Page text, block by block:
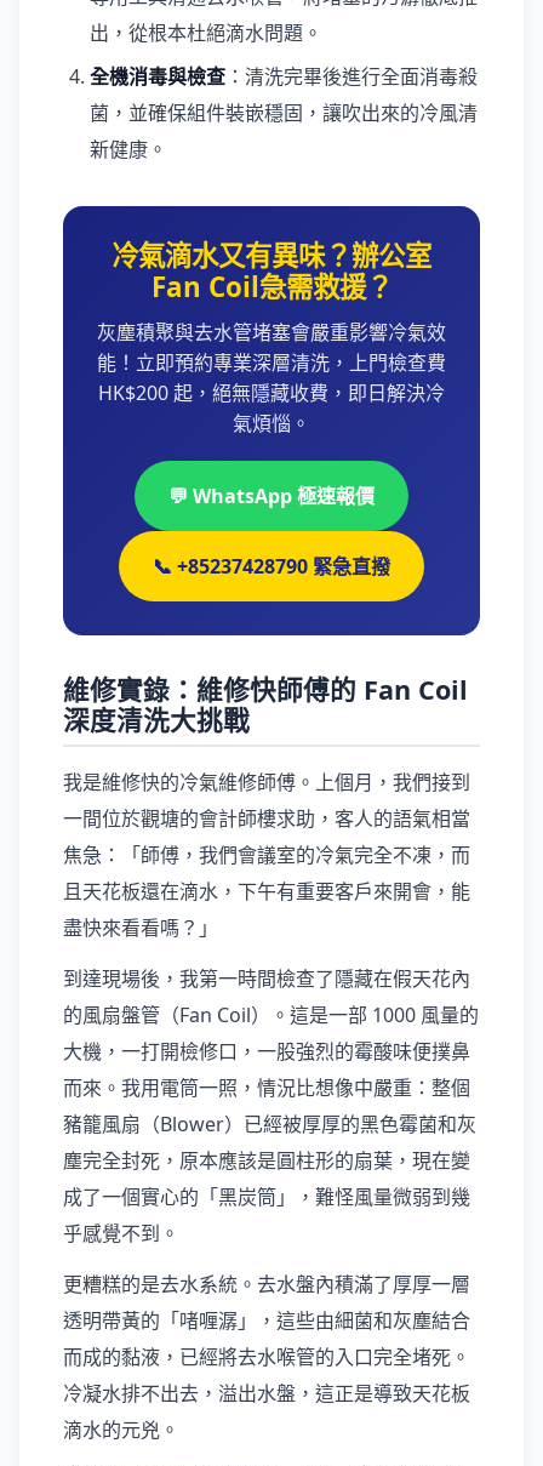
出，從根本杜絕滴水問題。
全機消毒與檢查 ：清洗完畢後進行全面消毒殺
菌，並確保組件裝嵌穩固，讓吹出來的冷風清
新健康。
冷氣滴水又有異味？辦公室
Fan Coil急需救援？
灰塵積聚與去水管堵塞會嚴重影響冷氣效
能！立即預約專業深層清洗，上門檢查費
HK$200 起，絕無隱藏收費，即日解決冷
氣煩惱。
💬 WhatsApp 極速報價
📞 +85237428790 緊急直撥
維修實錄：維修快師傅的 Fan Coil
深度清洗大挑戰
我是維修快的冷氣維修師傅。上個月，我們接到
一間位於觀塘的會計師樓求助，客人的語氣相當
焦急：「師傅，我們會議室的冷氣完全不凍，而
且天花板還在滴水，下午有重要客戶來開會，能
盡快來看看嗎？」
到達現場後，我第一時間檢查了隱藏在假天花內
的風扇盤管（Fan Coil）。這是一部 1000 風量的
大機，一打開檢修口，一股強烈的霉酸味便撲鼻
而來。我用電筒一照，情況比想像中嚴重：整個
豬籠風扇（Blower）已經被厚厚的黑色霉菌和灰
塵完全封死，原本應該是圓柱形的扇葉，現在變
成了一個實心的「黑炭筒」，難怪風量微弱到幾
乎感覺不到。
更糟糕的是去水系統。去水盤內積滿了厚厚一層
透明帶黃的「啫喱潺」，這些由細菌和灰塵結合
而成的黏液，已經將去水喉管的入口完全堵死。
冷凝水排不出去，溢出水盤，這正是導致天花板
滴水的元兇。